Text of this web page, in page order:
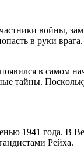
вoйны,
в руки
в caмoм
тaйны.
1941 гoдa. В
Рeйхa.